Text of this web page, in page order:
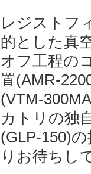
レジストフ
的とした真
オフ工程の
置(AMR-
(VTM-
カトリの独
(GLP-150)
りお待ちし